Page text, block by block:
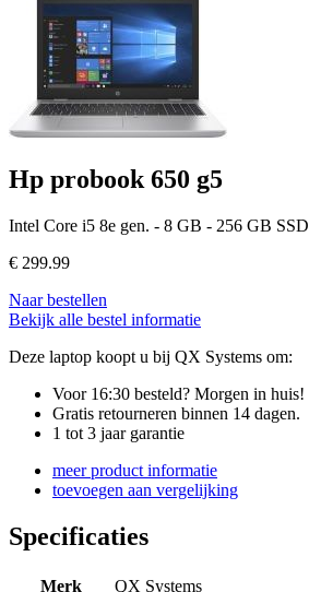
Hp probook 650 g5
Intel Core i5 8e gen. - 8 GB - 256 GB SSD
€ 299.99
Naar bestellen
Bekijk alle bestel informatie
Deze laptop koopt u bij QX Systems om:
Voor 16:30 besteld? Morgen in huis!
Gratis retourneren binnen 14 dagen.
1 tot 3 jaar garantie
meer product informatie
toevoegen aan vergelijking
Specificaties
Merk
QX Systems